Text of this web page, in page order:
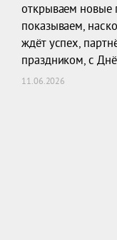
открываем новые
показываем,
ждёт успех,
праздником, с
11.06.2026